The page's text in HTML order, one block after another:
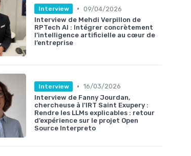
Interview • 09/04/2026
Interview de Mehdi Verpillon de
RPTech AI : Intégrer concrètement
l’intelligence artificielle au cœur de
l’entreprise
Interview • 16/03/2026
Interview de Fanny Jourdan,
chercheuse à l'IRT Saint Exupery :
Rendre les LLMs explicables : retour
d’expérience sur le projet Open
Source Interpreto